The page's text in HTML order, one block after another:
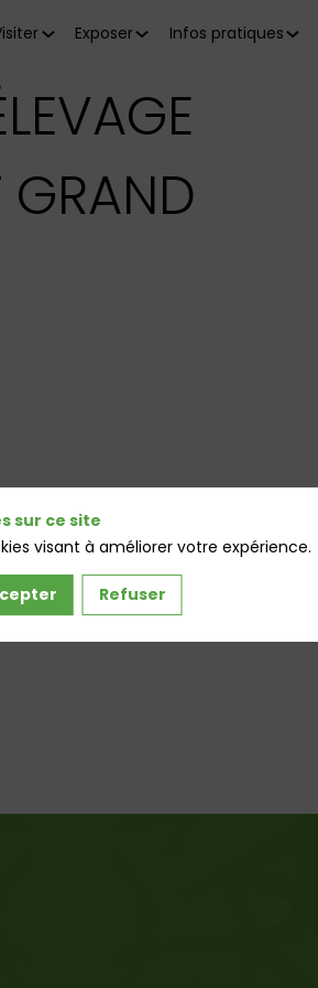
Exposer Infos pratiques
GRAND
sur ce site
visant à améliorer votre expérience.
Refuser